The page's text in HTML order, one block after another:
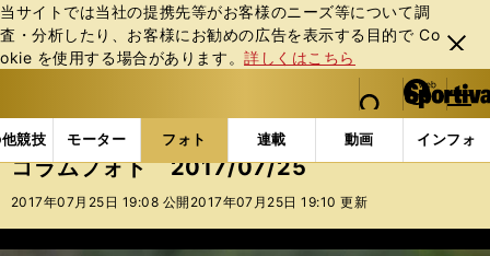
当サイトでは当社の提携先等がお客様のニーズ等について調
査・分析したり、お客様にお勧めの広告を表⽰する⽬的で Co
okie を使⽤する場合があります。詳しくはこちら
閉じ
る
web Sportiva (webスポルティーバ)
検索
マイペ
ー
ジ
メニュ
競技 モーター フォト 連載 動画 インフォ
b
ス
ポ
ル
フォトギャラリー コラムフォト コラムフォト
コラムフォト 2017/07/25
2017年07月25日 19:08 公開 2017年07月25日 19:10 更新